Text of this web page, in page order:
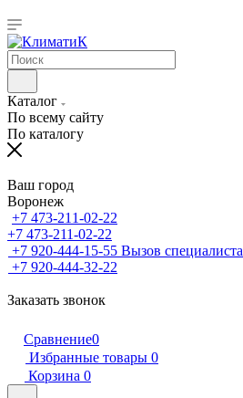
Каталог
По всему сайту
По каталогу
Ваш город
Воронеж
+7 473-211-02-22
+7 473-211-02-22
+7 920-444-15-55 Вызов специалиста
+7 920-444-32-22
Заказать звонок
Сравнение0
Избранные товары 0
Корзина 0